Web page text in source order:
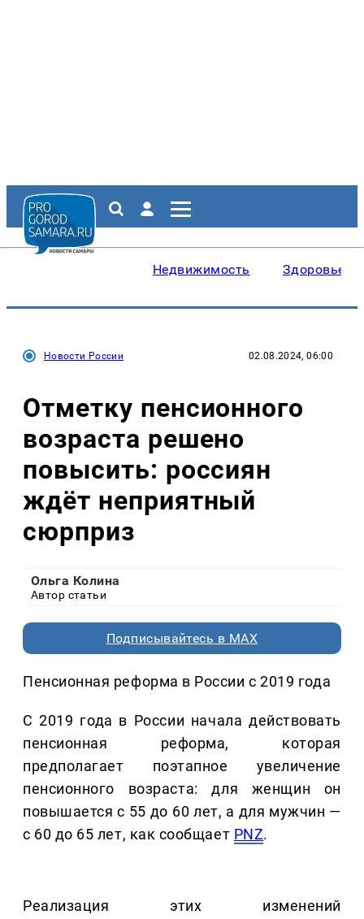
Недвижимость Здоровье
Новости России 02.08.2024, 06:00
Отметку пенсионного
возраста решено
повысить: россиян
ждёт неприятный
сюрприз
Ольга Колина
Автор статьи
Подписывайтесь в MAX
Пенсионная реформа в России с 2019 года
С 2019 года в России начала действовать
пенсионная реформа, которая
предполагает поэтапное увеличение
пенсионного возраста: для женщин он
повышается с 55 до 60 лет, а для мужчин —
с 60 до 65 лет, как сообщает PNZ.
Реализация этих изменений